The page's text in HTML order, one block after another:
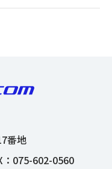
番地
075-602-0560